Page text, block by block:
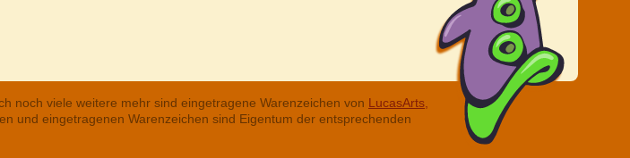
noch viele weitere mehr sind eingetragene Warenzeichen von LucasArts,
und eingetragenen Warenzeichen sind Eigentum der entsprechenden